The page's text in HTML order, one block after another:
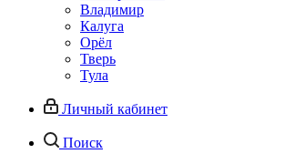
Владимир
Калуга
Орёл
Тверь
Тула
Личный кабинет
Поиск